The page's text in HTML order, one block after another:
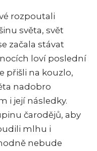
rozpoutali
světa, svět
začala stávat
loví poslední
přišli na kouzlo,
nadobro
i její následky.
čarodějů, aby
mlhu i
nebude